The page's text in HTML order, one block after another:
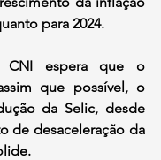
para 2024.
espera que o
que possível, o
da Selic, desde
de desaceleração da